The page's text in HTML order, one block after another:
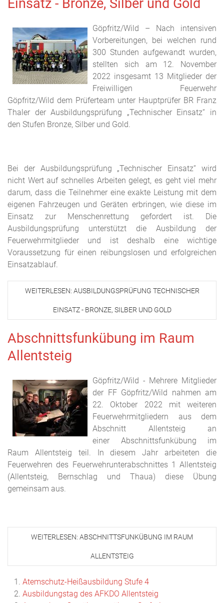
Einsatz - Bronze, Silber und Gold
Göpfritz/Wild – Nach intensiven
Vorbereitungen, bei welchen rund
300 Stunden aufgewandt wurden,
stellten sich am 12. November
2022 insgesamt 13 Mitglieder der
Freiwilligen Feuerwehr
Göpfritz/Wild dem Prüferteam unter Hauptprüfer BR Franz
Thaler der Ausbildungsprüfung „Technischer Einsatz“ in
den Stufen Bronze, Silber und Gold.
Bei der Ausbildungsprüfung „Technischer Einsatz“ wird
nicht Wert auf schnelles Arbeiten gelegt, es geht viel mehr
darum, dass die Teilnehmer eine exakte Leistung mit dem
eigenen Fahrzeugen und Geräten erbringen, wie diese im
Einsatz zur Menschenrettung gefordert ist. Die
Ausbildungsprüfung unterstützt die Ausbildung der
Feuerwehrmitglieder und ist deshalb eine wichtige
Voraussetzung für einen reibungslosen und erfolgreichen
Einsatzablauf.
WEITERLESEN: AUSBILDUNGSPRÜFUNG TECHNISCHER
EINSATZ - BRONZE, SILBER UND GOLD
Abschnittsfunkübung im Raum
Allentsteig
Göpfritz/Wild - Mehrere Mitglieder
der FF Göpfritz/Wild nahmen am
22. Oktober 2022 mit weiteren
Feuerwehrmitgliedern aus dem
Abschnitt Allentsteig an
einer Abschnittsfunkübung im
Raum Allentsteig teil. In diesem Jahr arbeiteten die
Feuerwehren des Feuerwehrunterabschnittes 1 Allentsteig
(Allentsteig, Bernschlag und Thaua) diese Übung
gemeinsam aus.
WEITERLESEN: ABSCHNITTSFUNKÜBUNG IM RAUM
ALLENTSTEIG
Atemschutz-Heißausbildung Stufe 4
Ausbildungstag des AFKDO Allentsteig